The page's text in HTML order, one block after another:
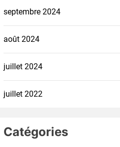
septembre 2024
août 2024
juillet 2024
juillet 2022
Catégories